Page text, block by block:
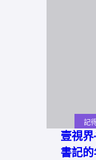
記
壹視界
書記的